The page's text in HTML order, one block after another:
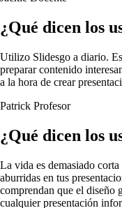
¿Qué dicen los
Utilizo Slidesgo a diario.
preparar contenido
a la hora de crear
Patrick Profesor
¿Qué dicen los
La vida es demasiado
aburridas en tus
comprendan que el diseño
cualquier presentación